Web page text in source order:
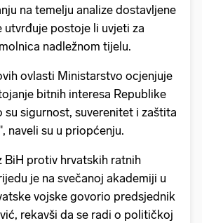
na temelju analize dostavljene
postoje li uvjeti za
nadležnom tijelu.
ovlasti Ministarstvo ocjenjuje
bitnih interesa Republike
su sigurnost, suverenitet i zaštita
naveli su u priopćenju.
BiH protiv hrvatskih ratnih
je na svečanoj akademiji u
vojske govorio predsjednik
rekavši da se radi o političkoj